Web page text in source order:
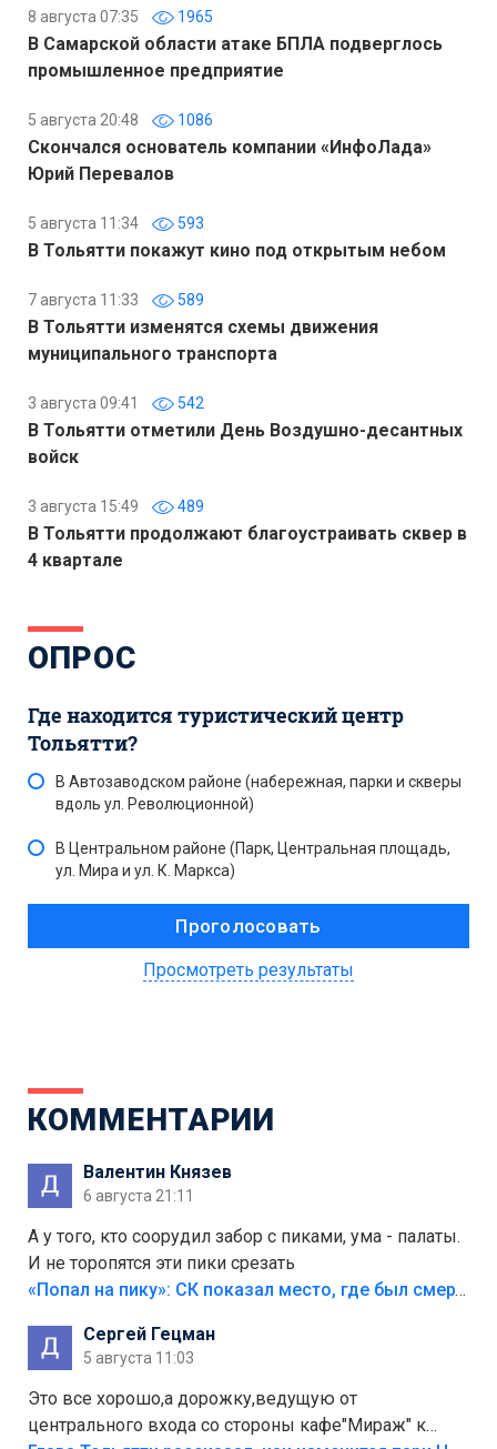
8 августа 07:35 1965
В Самарской области атаке БПЛА подверглось
промышленное предприятие
5 августа 20:48 1086
Скончался основатель компании «ИнфоЛада»
Юрий Перевалов
5 августа 11:34 593
В Тольятти покажут кино под открытым небом
7 августа 11:33 589
В Тольятти изменятся схемы движения
муниципального транспорта
3 августа 09:41 542
В Тольятти отметили День Воздушно-десантных
войск
3 августа 15:49 489
В Тольятти продолжают благоустраивать сквер в
4 квартале
ОПРОС
Где находится туристический центр
Тольятти?
В Автозаводском районе (набережная, парки и скверы
вдоль ул. Революционной)
В Центральном районе (Парк, Центральная площадь,
ул. Мира и ул. К. Маркса)
Просмотреть результаты
КОММЕНТАРИИ
Валентин Князев
6 августа 21:11
А у того, кто соорудил забор с пиками, ума - палаты.
И не торопятся эти пики срезать
«Попал на пику»: СК показал место, где был смертельно травмирован ребенок в Тольятти
Сергей Гецман
5 августа 11:03
Это все хорошо,а дорожку,ведущую от
центрального входа со стороны кафе"Мираж" к